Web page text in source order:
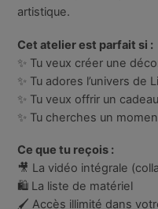
artistique.
Cet atelier est parfait si :
✨ Tu veux créer une
✨ Tu adores l’univers de
✨ Tu veux offrir un
✨ Tu cherches un
Ce que tu reçois :
🎥 La vidéo intégrale
🛍️ La liste de matériel
🖌️ Accès illimité dans